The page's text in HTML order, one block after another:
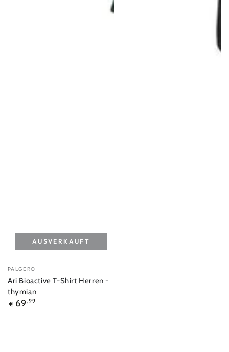
Verkäufer/in:
PALGERO
Ari Bioactive T-Shirt Herren -
thymian
Regulärer
€ 69 ,99
AUSVERKAUFT